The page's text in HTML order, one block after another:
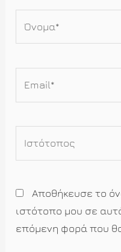
Αποθήκευσε το
ιστότοπο μου σε
επόμενη φορά που